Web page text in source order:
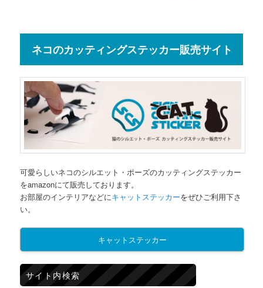
ネコのカッティングステッカー販売サイト
可愛らしいネコのシルエット・ポーズのカッティングステッカー
をamazonにて販売しております。
お部屋のインテリアなどにキャットステッカーをぜひご利用下さ
い。
キャットステッカー
サイト内検索